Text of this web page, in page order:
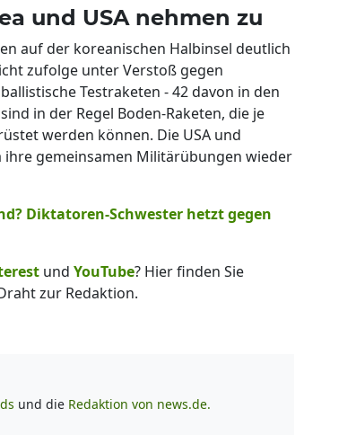
und USA nehmen zu
auf der koreanischen Halbinsel deutlich
zufolge unter Verstoß gegen
Testraketen - 42 davon in den
in der Regel Boden-Raketen, die je
werden können. Die USA und
gemeinsamen Militärübungen wieder
Diktatoren-Schwester hetzt gegen
und YouTube? Hier finden Sie
zur Redaktion.
und die Redaktion von news.de.